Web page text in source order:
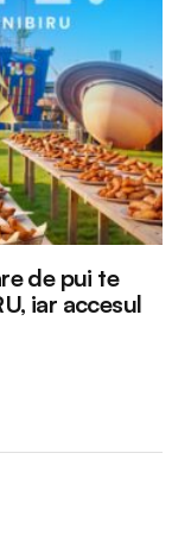
de pui te
iar accesul